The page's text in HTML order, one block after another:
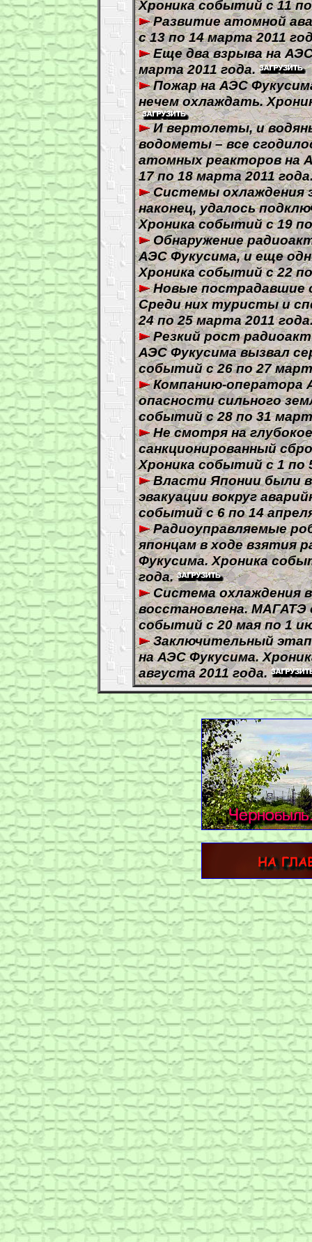
Хроника событий с 11
Развитие атомной
с 13 по 14 марта 2011
Еще два взрыва на
марта 2011 года.
Пожар на АЭС
нечем охлаждать.
И вертолеты, и
водометы – все
атомных реакторов на
17 по 18 марта 2011
Системы охлаждения
наконец, удалось
Хроника событий с 19
Обнаружение
АЭС Фукусима, и еще
Хроника событий с 22
Новые пострадавшие
Среди них туристы и
24 по 25 марта 2011
Резкий рост
АЭС Фукусима вызвал
событий с 26 по 27
Компанию-оператора
опасности сильного
событий с 28 по 31
Не смотря на
санкционированный
Хроника событий с 1 по
Власти Японии были
эвакуации вокруг
событий с 6 по 14
Радиоуправляемые
японцам в ходе взятия
Фукусима. Хроника
года.
Система охлаждения
восстановлена. МАГАТЭ
событий с 20 мая по 1
Заключительный
на АЭС Фукусима.
августа 2011 года.